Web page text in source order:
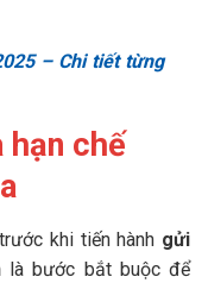
– Chi tiết từng
hạn chế
khi tiến hành gửi
là bước bắt buộc để